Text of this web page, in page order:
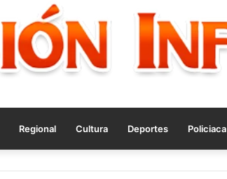
Regional Cultura Deportes Policiaca